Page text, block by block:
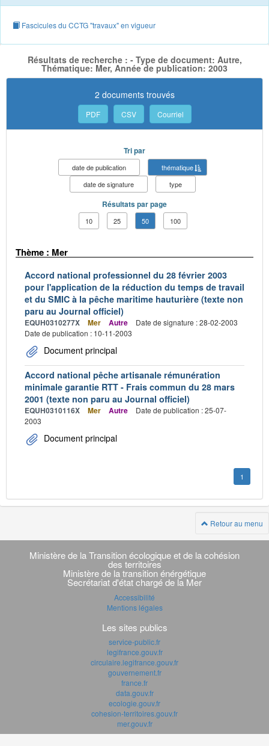
Fascicules du CCTG "travaux" en vigueur
Résultats de recherche : - Type de document: Autre,
Thématique: Mer, Année de publication: 2003
2 documents trouvés
PDF CSV Courriel
Tri par
date de publication
thématique
date de signature
type
Résultats par page
10 25 50 100
Thème : Mer
Accord national professionnel du 28 février 2003
pour l'application de la réduction du temps de travail
et du SMIC à la pêche maritime hauturière (texte non
paru au Journal officiel)
EQUH0310277X Mer Autre
Date de signature : 28-02-2003
Date de publication : 10-11-2003
Document principal
Accord national pêche artisanale rémunération
minimale garantie RTT - Frais commun du 28 mars
2001 (texte non paru au Journal officiel)
EQUH0310116X Mer Autre
Date de publication : 25-07-
2003
Document principal
1
Retour au menu
Navigation
transverse
Ministère de la Transition écologique et de la cohésion
des territoires
Ministère de la transition énérgétique
Secrétariat d'état chargé de la Mer
Accessibilité
Mentions légales
Les sites publics
service-public.fr
legifrance.gouv.fr
circulaire.legifrance.gouv.fr
gouvernement.fr
france.fr
data.gouv.fr
ecologie.gouv.fr
cohesion-territoires.gouv.fr
mer.gouv.fr